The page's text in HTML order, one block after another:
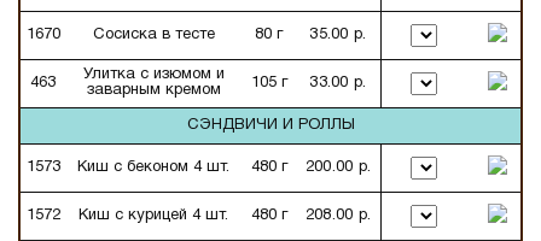
1670 Сосиска в тесте 80 г 35.00 р.
463
Улитка с изюмом и
заварным кремом
105 г 33.00 р.
СЭНДВИЧИ И РОЛЛЫ
1573 Киш с беконом 4 шт. 480 г 200.00 р.
1572 Киш с курицей 4 шт. 480 г 208.00 р.